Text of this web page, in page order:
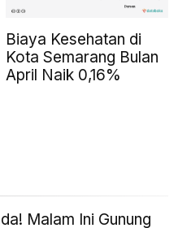
Biaya Kesehatan di
Kota Semarang Bulan
April Naik 0,16%
Malam Ini Gunung